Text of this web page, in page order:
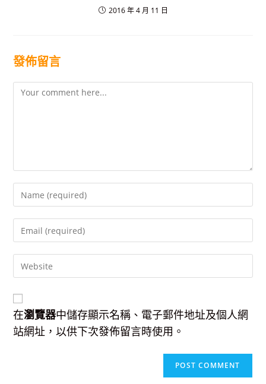
2016 年 4 月 11 日
發佈留言
Comment
your
username
to
comment
your
address
toyour
(optional)
在瀏覽器中儲存顯示名稱、電子郵件地址及個人網
站網址，以供下次發佈留言時使用。